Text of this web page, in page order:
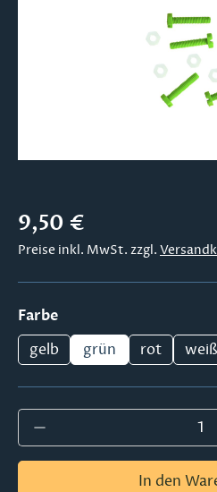
Regulärer Preis:
9,50 €
Preise inkl. MwSt. zzgl.
Farbeauswählen
gelb
grün rot weiß
Produkt Anzahl:
In den